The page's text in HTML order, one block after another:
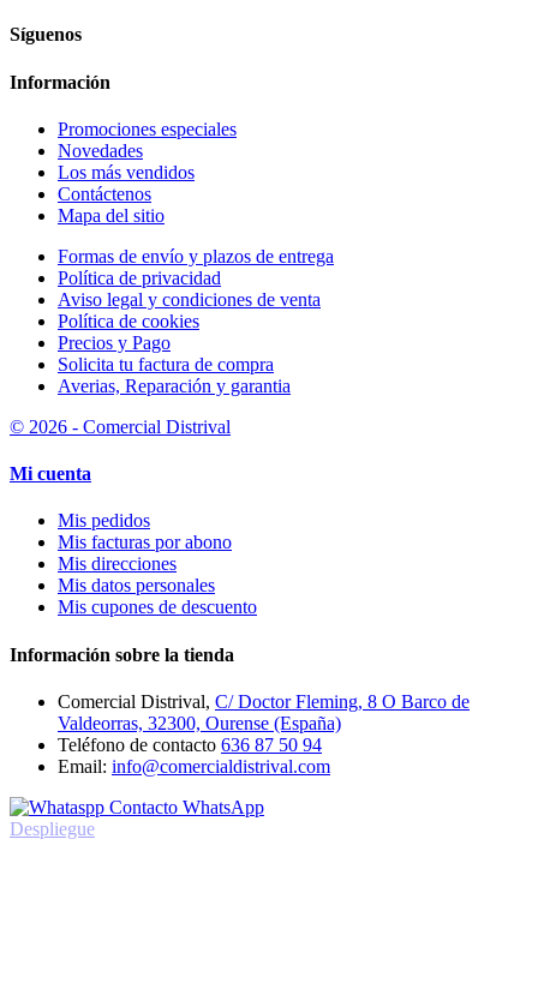
Síguenos
Información
Promociones especiales
Novedades
Los más vendidos
Contáctenos
Mapa del sitio
Formas de envío y plazos de entrega
Política de privacidad
Aviso legal y condiciones de venta
Política de cookies
Precios y Pago
Solicita tu factura de compra
Averias, Reparación y garantia
© 2026 - Comercial Distrival
Mi cuenta
Mis pedidos
Mis facturas por abono
Mis direcciones
Mis datos personales
Mis cupones de descuento
Información sobre la tienda
Comercial Distrival, C/ Doctor Fleming, 8 O Barco de
Valdeorras, 32300, Ourense (España)
Teléfono de contacto 636 87 50 94
Email: info@comercialdistrival.com
Contacto WhatsApp
Despliegue